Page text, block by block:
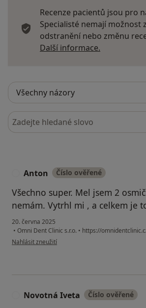
Recenze pacientů jsou pro
Specialisté nemají možnost
odstranění nebo změnu
Další informace.
Hledejte v názorech
Anton Číslo ověřené
Všechno super. Mel jsem 2
nemám. Vytrhl mi , a celkem je
20. června 2025
• Omni Dent Clinic s.r.o. • https://
podle názoru uživatele Anton
Nahlásit zneužití
Novotná Iveta Číslo ověřené